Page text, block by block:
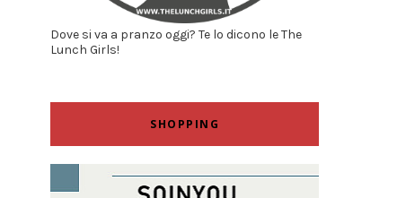
Dove si va a pranzo oggi? Te lo dicono le The
Lunch Girls!
SHOPPING